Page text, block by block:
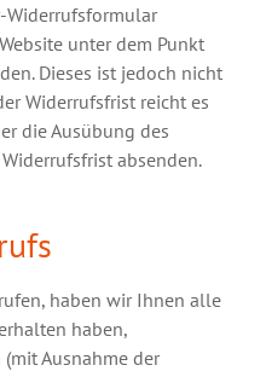
Widerrufsformular
unter dem Punkt
Dieses ist jedoch nicht
Widerrufsfrist reicht es
die Ausübung des
absenden.
haben wir Ihnen alle
haben,
Ausnahme der